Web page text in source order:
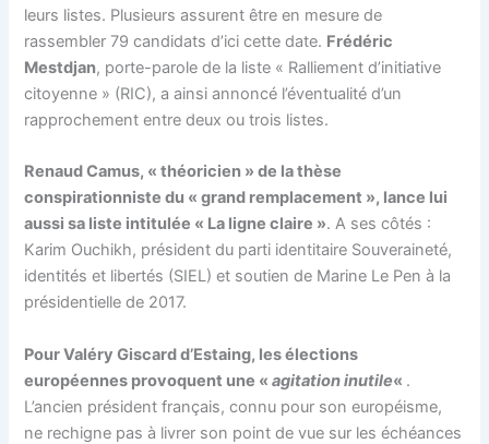
leurs listes. Plusieurs assurent être en mesure de
rassembler 79 candidats d’ici cette date. Frédéric
Mestdjan, porte-parole de la liste « Ralliement d’initiative
citoyenne » (RIC), a ainsi annoncé l’éventualité d’un
rapprochement entre deux ou trois listes.
Renaud Camus, « théoricien » de la thèse
conspirationniste du « grand remplacement », lance lui
aussi sa liste intitulée « La ligne claire ». A ses côtés :
Karim Ouchikh, président du parti identitaire Souveraineté,
identités et libertés (SIEL) et soutien de Marine Le Pen à la
présidentielle de 2017.
Pour Valéry Giscard d’Estaing, les élections
européennes provoquent une «agitation inutile« .
L’ancien président français, connu pour son européisme,
ne rechigne pas à livrer son point de vue sur les échéances